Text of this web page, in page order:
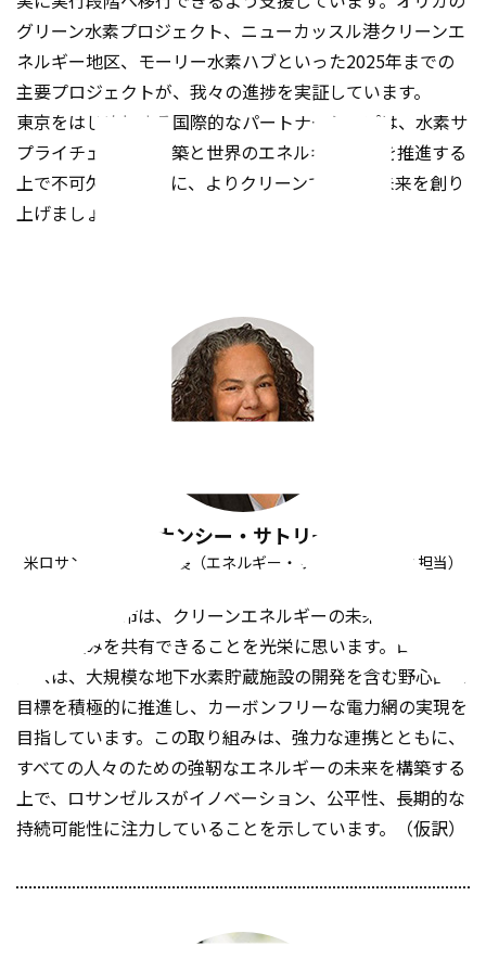
グリーン水素プロジェクト、ニューカッスル港クリーンエ
ネルギー地区、モーリー水素ハブといった2025年までの
主要プロジェクトが、我々の進捗を実証しています。
東京をはじめとする国際的なパートナーシップは、水素サ
プライチェーンの構築と世界のエネルギー転換を推進する
上で不可欠です。共に、よりクリーンで豊かな未来を創り
上げましょう。
ナンシー・サトリー
米ロサンゼルス市副市長（エネルギー・サステナビリティ担当）
ロサンゼルス市は、クリーンエネルギーの未来に向けた市
の取り組みを共有できることを光栄に思います。ロサンゼ
ルスは、大規模な地下水素貯蔵施設の開発を含む野心的な
目標を積極的に推進し、カーボンフリーな電力網の実現を
目指しています。この取り組みは、強力な連携とともに、
すべての人々のための強靭なエネルギーの未来を構築する
上で、ロサンゼルスがイノベーション、公平性、長期的な
持続可能性に注力していることを示しています。（仮訳）